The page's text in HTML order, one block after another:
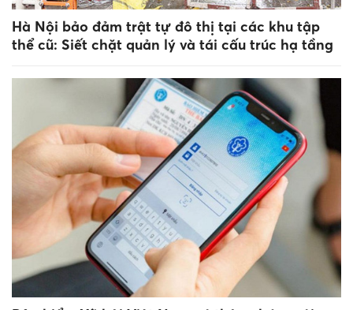
Hà Nội bảo đảm trật tự đô thị tại các khu tập
thể cũ: Siết chặt quản lý và tái cấu trúc hạ tầng